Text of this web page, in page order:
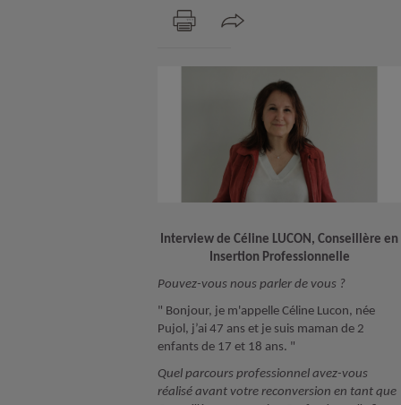
Interview de Céline LUCON, Conseillère en
Insertion Professionnelle
Pouvez-vous nous parler de vous ?
" Bonjour, je m'appelle Céline Lucon, née
Pujol, j’ai 47 ans et je suis maman de 2
enfants de 17 et 18 ans. "
Quel parcours professionnel avez-vous
réalisé avant votre reconversion en tant que